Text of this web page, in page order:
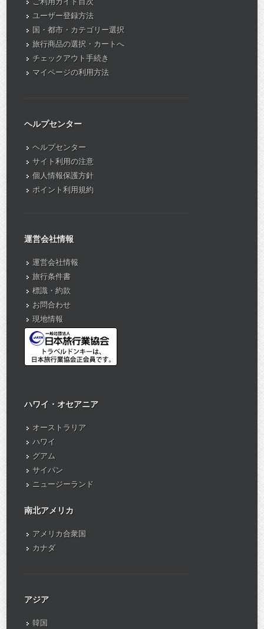
ユーザー登録方法
国・都市・カテゴリー選択
旅行商品の選択・カートへ
チェックアウト手続き
マイページの利用方法
ヘルプセンター
ヘルプセンター
サイト利用の注意
個人情報保護方針
ポイント利用規約
運営会社情報
運営会社情報
旅行条件書
標識・約款
お問合わせ
現地情報
ハワイ・オセアニア
オーストラリア
ハワイ
グアム
サイパン
ニュージーランド
南北アメリカ
アメリカ合衆国
カナダ
アジア
韓国